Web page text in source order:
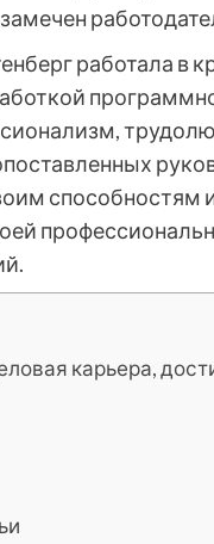
работала в
способностям
карьера,